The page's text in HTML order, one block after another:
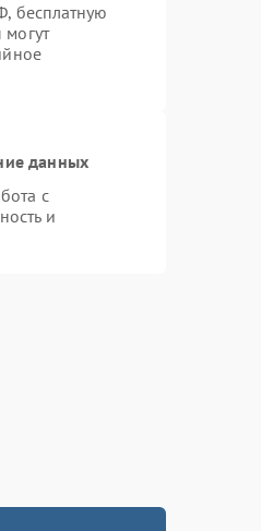
бесплатную
данных
с
и